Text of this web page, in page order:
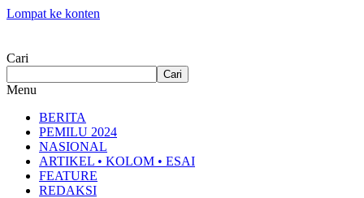
Lompat ke konten
Cari
Cari
Menu
BERITA
PEMILU 2024
NASIONAL
ARTIKEL • KOLOM • ESAI
FEATURE
REDAKSI